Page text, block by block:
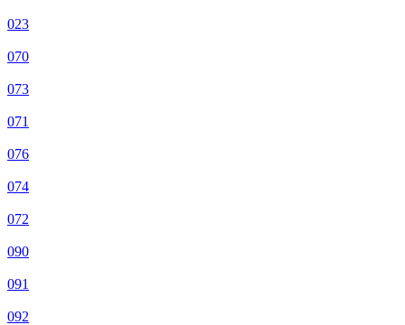
023
070
073
071
076
074
072
090
091
092